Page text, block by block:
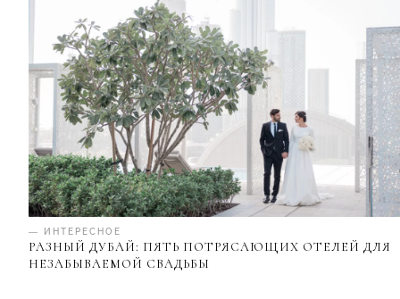
— ИНТЕРЕСНОЕ
РАЗНЫЙ ДУБАЙ: ПЯТЬ ПОТРЯСАЮЩИХ ОТЕЛЕЙ ДЛЯ
НЕЗАБЫВАЕМОЙ СВАДЬБЫ